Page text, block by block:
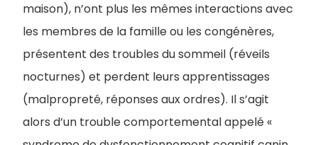
maison), n’ont plus les mêmes interactions avec
les membres de la famille ou les congénères,
présentent des troubles du sommeil (réveils
nocturnes) et perdent leurs apprentissages
(malpropreté, réponses aux ordres). Il s’agit
alors d’un trouble comportemental appelé «